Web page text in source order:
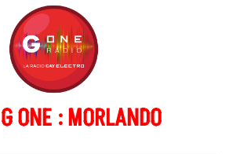
ONE : MORLANDO